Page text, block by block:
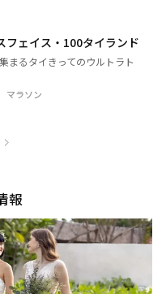
フェイス・100タイランド
まるタイきってのウルトラト
マラソン
報